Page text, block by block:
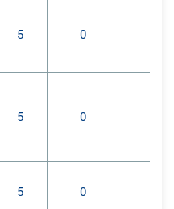
5 0
5 0
5 0